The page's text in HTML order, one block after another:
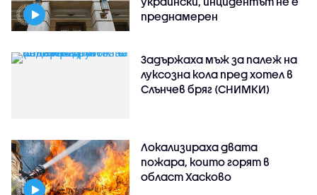
преднамерен
Задържаха мъж за палеж на
луксозна кола пред хотел в
Слънчев бряг (СНИМКИ)
Локализираха двата
пожара, които горят в
област Хасково